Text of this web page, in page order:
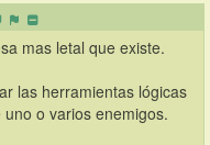
mas letal que existe.
las herramientas lógicas
o varios enemigos.